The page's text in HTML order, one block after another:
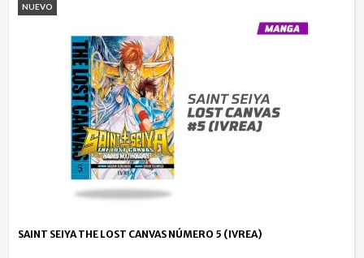
NUEVO
SAINT SEIYA THE LOST CANVAS NÚMERO 5 (IVREA)